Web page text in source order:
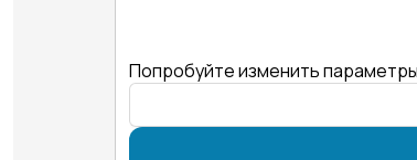
Попробуйте изменить